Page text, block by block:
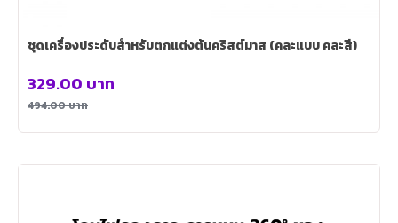
ชุดเครื่องประดับสำหรับตกแต่งต้นคริสต์มาส (คละแบบ คละสี)
494.00บาท
329.00 บาท